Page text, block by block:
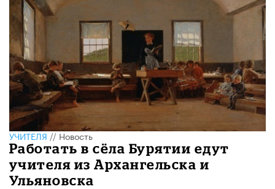
УЧИТЕЛЯ//Новость
Работать в сёла Бурятии едут
учителя из Архангельска и
Ульяновска